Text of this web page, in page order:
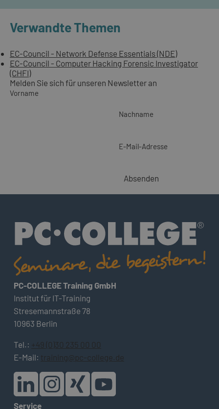
Verwandte Themen
EC-Council - Network Defense Essentials (NDE)
EC-Council - Computer Hacking Forensic Investigator
(CHFI)
Melden Sie sich für unseren Newsletter an
Vorname
Nachname
E-Mail-Adresse
Absenden
PC-COLLEGE Training GmbH
Institut für IT-Training
Stresemannstraße 78
10963 Berlin
Tel.: +49 (0)30 235 00 00
E-Mail: training@pc-college.de
Service